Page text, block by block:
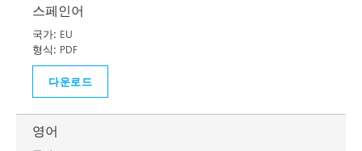
스페인어
국가: EU
형식: PDF
다운로드
영어